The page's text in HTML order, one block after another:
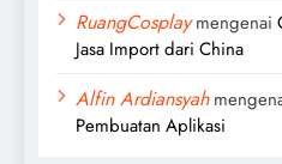
RuangCosplaymengenai
Jasa Import dari China
Alfin Ardiansyah
Pembuatan Aplikasi